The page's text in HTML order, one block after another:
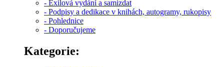
- Exilová vydání a samizdat
- Podpisy a dedikace v knihách, autogramy, rukopisy
- Pohlednice
- Doporučujeme
Kategorie: